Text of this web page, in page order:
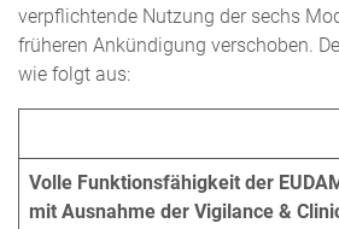
verpflichtende Nutzung der sechs
früheren Ankündigung verschoben.
wie folgt aus:
Volle Funktionsfähigkeit der
mit Ausnahme der Vigilance &